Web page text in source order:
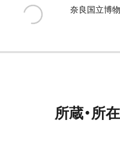
奈良国立博
所蔵・所在